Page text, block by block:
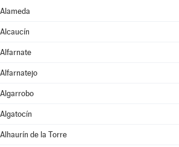
Alameda
Alcaucín
Alfarnate
Alfarnatejo
Algarrobo
Algatocín
Alhaurín de la Torre